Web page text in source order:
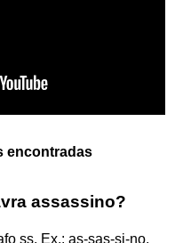
encontradas
assassino?
ss. Ex.: as-sas-si-no.